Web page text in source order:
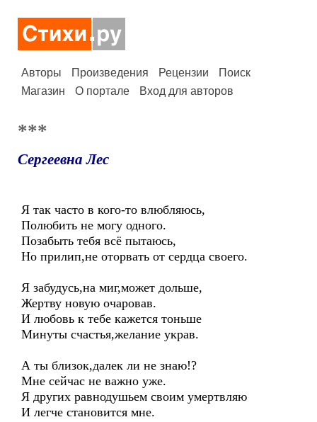
Авторы Произведения Рецензии
Поиск
Магазин
О портале Вход для авторов
***
Сергеевна Лес
Я так часто в кого-то влюбляюсь,
Полюбить не могу одного.
Позабыть тебя всё пытаюсь,
Но прилип,не оторвать от сердца своего.
Я забудусь,на миг,может дольше,
Жертву новую очаровав.
И любовь к тебе кажется тоньше
Минуты счастья,желание украв.
А ты близок,далек ли не знаю!?
Мне сейчас не важно уже.
Я других равнодушьем своим умертвляю
И легче становится мне.